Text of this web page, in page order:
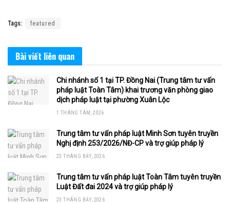
Tags: featured
Bài viết liên quan
Chi nhánh số 1 tại TP. Đồng Nai (Trung tâm tư vấn
pháp luật Toàn Tâm) khai trương văn phòng giao
dịch pháp luật tại phường Xuân Lộc
1 THÁNG TÁM, 2026
Trung tâm tư vấn pháp luật Minh Sơn tuyên truyền
Nghị định 253/2026/NĐ-CP và trợ giúp pháp lý
23 THÁNG BẢY, 2026
Trung tâm tư vấn pháp luật Toàn Tâm tuyên truyền
Luật Đất đai 2024 và trợ giúp pháp lý
23 THÁNG BẢY, 2026